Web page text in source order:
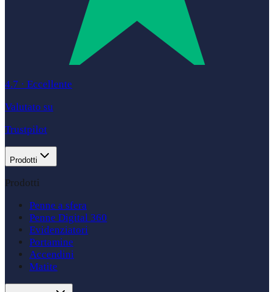
4.7 · Eccellente
Valutato su
Trustpilot
Prodotti
Prodotti
Penne a sfera
Penne Digital 360
Evidenziatori
Portamine
Accendini
Matite